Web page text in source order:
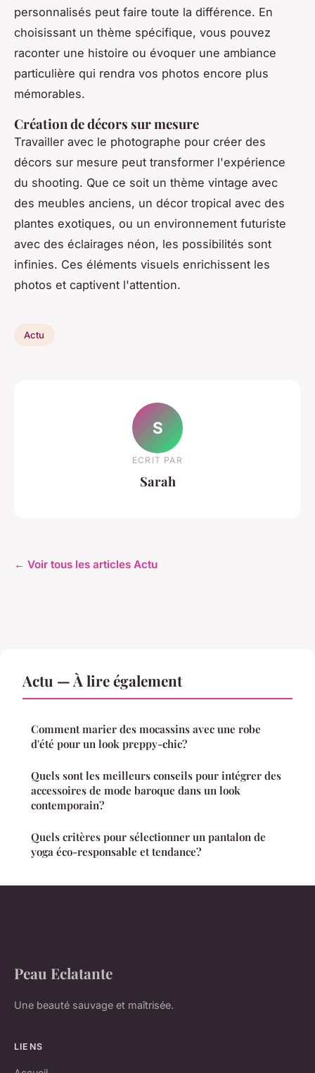
personnalisés peut faire toute la différence. En
choisissant un thème spécifique, vous pouvez
raconter une histoire ou évoquer une ambiance
particulière qui rendra vos photos encore plus
mémorables.
Création de décors sur mesure
Travailler avec le photographe pour créer des
décors sur mesure peut transformer l'expérience
du shooting. Que ce soit un thème vintage avec
des meubles anciens, un décor tropical avec des
plantes exotiques, ou un environnement futuriste
avec des éclairages néon, les possibilités sont
infinies. Ces éléments visuels enrichissent les
photos et captivent l'attention.
Actu
S
ECRIT PAR
Sarah
← Voir tous les articles Actu
Actu — À lire également
Comment marier des mocassins avec une robe
d'été pour un look preppy-chic?
Quels sont les meilleurs conseils pour intégrer des
accessoires de mode baroque dans un look
contemporain?
Quels critères pour sélectionner un pantalon de
yoga éco-responsable et tendance?
Peau Eclatante
Une beauté sauvage et maîtrisée.
LIENS